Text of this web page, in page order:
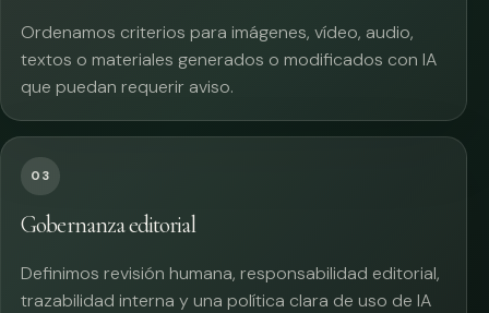
Ordenamos criterios para imágenes, vídeo, audio,
textos o materiales generados o modificados con IA
que puedan requerir aviso.
03
Gobernanza editorial
Definimos revisión humana, responsabilidad editorial,
trazabilidad interna y una política clara de uso de IA